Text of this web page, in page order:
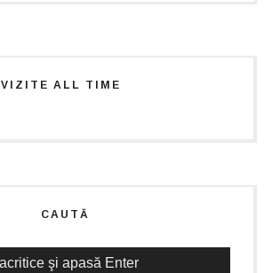
VIZITE ALL TIME
CAUTĂ